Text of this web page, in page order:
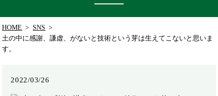
HOME
SNS
土の中に感謝、謙虚、がないと技術という芽は生えてこないと思いま
す。
2022/03/26